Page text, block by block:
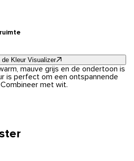
de Kleur Visualizer
mauve grijs en de ondertoon is
is perfect om een ontspannende
met wit.